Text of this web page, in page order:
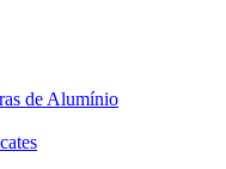
de Alumínio